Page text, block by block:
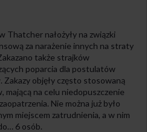
Thatcher nałożyły na związki
za narażenie innych na straty
także strajków
poparcia dla postulatów
objęły często stosowaną
mającą na celu niedopuszczenie
Nie można już było
miejscem zatrudnienia, a w nim
6 osób.